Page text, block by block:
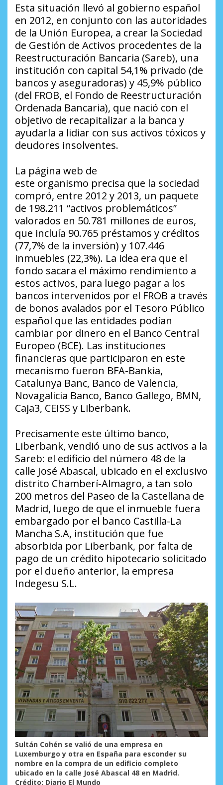
Esta situación llevó al gobierno español
en 2012, en conjunto con las autoridades
de la Unión Europea, a crear la Sociedad
de Gestión de Activos procedentes de la
Reestructuración Bancaria (Sareb), una
institución con capital 54,1% privado (de
bancos y aseguradoras) y 45,9% público
(del FROB, el Fondo de Reestructuración
Ordenada Bancaria), que nació con el
objetivo de recapitalizar a la banca y
ayudarla a lidiar con sus activos tóxicos y
deudores insolventes.
La página web de
este organismo precisa que la sociedad
compró, entre 2012 y 2013, un paquete
de 198.211 “activos problemáticos”
valorados en 50.781 millones de euros,
que incluía 90.765 préstamos y créditos
(77,7% de la inversión) y 107.446
inmuebles (22,3%). La idea era que el
fondo sacara el máximo rendimiento a
estos activos, para luego pagar a los
bancos intervenidos por el FROB a través
de bonos avalados por el Tesoro Público
español que las entidades podían
cambiar por dinero en el Banco Central
Europeo (BCE). Las instituciones
financieras que participaron en este
mecanismo fueron BFA-Bankia,
Catalunya Banc, Banco de Valencia,
Novagalicia Banco, Banco Gallego, BMN,
Caja3, CEISS y Liberbank.
Precisamente este último banco,
Liberbank, vendió uno de sus activos a la
Sareb: el edificio del número 48 de la
calle José Abascal, ubicado en el exclusivo
distrito Chamberí-Almagro, a tan solo
200 metros del Paseo de la Castellana de
Madrid, luego de que el inmueble fuera
embargado por el banco Castilla-La
Mancha S.A, institución que fue
absorbida por Liberbank, por falta de
pago de un crédito hipotecario solicitado
por el dueño anterior, la empresa
Indegesu S.L.
Sultán Cohén se valió de una empresa en
Luxemburgo y otra en España para esconder su
nombre en la compra de un edificio completo
ubicado en la calle José Abascal 48 en Madrid.
Crédito: Diario El Mundo